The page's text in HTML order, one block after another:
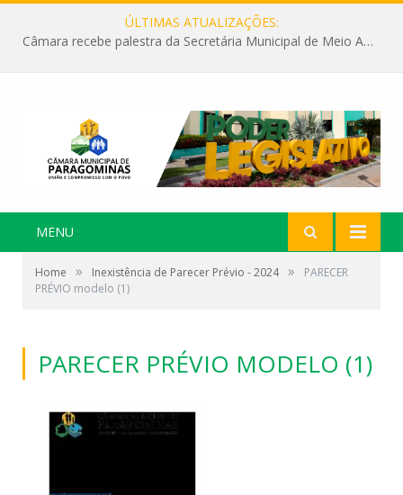
ÚLTIMAS ATUALIZAÇÕES:
Câmara recebe palestra da Secretária Municipal de Meio Ambiente sobre as ações da “SEMANA DO MEIO AMBIENTE”
MENU
Home » Inexistência de Parecer Prévio - 2024 »
PARECER
PRÉVIO modelo (1)
PARECER PRÉVIO MODELO (1)